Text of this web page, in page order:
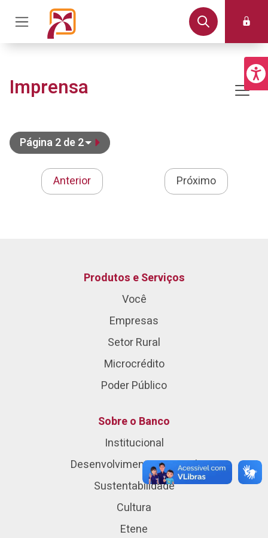
Imprensa
Página 2 de 2
Anterior Próximo
Produtos e Serviços
Você
Empresas
Setor Rural
Microcrédito
Poder Público
Sobre o Banco
Institucional
Desenvolvimento Regional
Sustentabilidade
Cultura
Etene